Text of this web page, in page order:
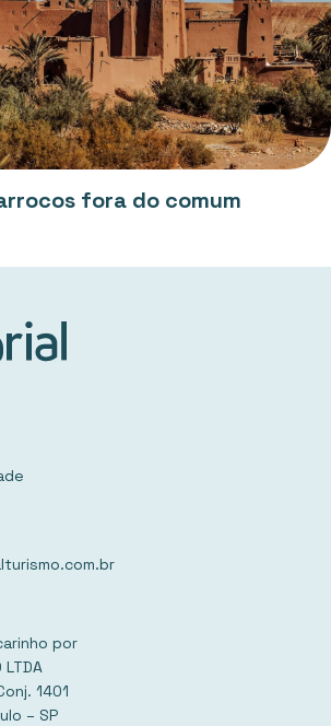
fora do comum
por
LTDA
1401
– SP